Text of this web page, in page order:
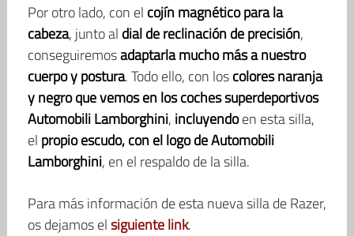
Por otro lado, con el cojín magnético para la
cabeza, junto al dial de reclinación de precisión,
conseguiremosadaptarla mucho más a nuestro
cuerpo y postura. Todo ello, con loscolores naranja
y negro que vemos en los coches superdeportivos
Automobili Lamborghini, incluyendoen esta silla,
el propio escudo, con el logo de Automobili
Lamborghini, en el respaldo de la silla.
Para más información de esta nueva silla de Razer,
os dejamos elsiguiente link.